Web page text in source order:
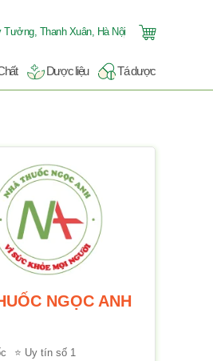
Tưởng, Thanh Xuân, Hà Nội
Dược liệu Tá dược
NGỌC ANH
⭐ Uy tín số 1